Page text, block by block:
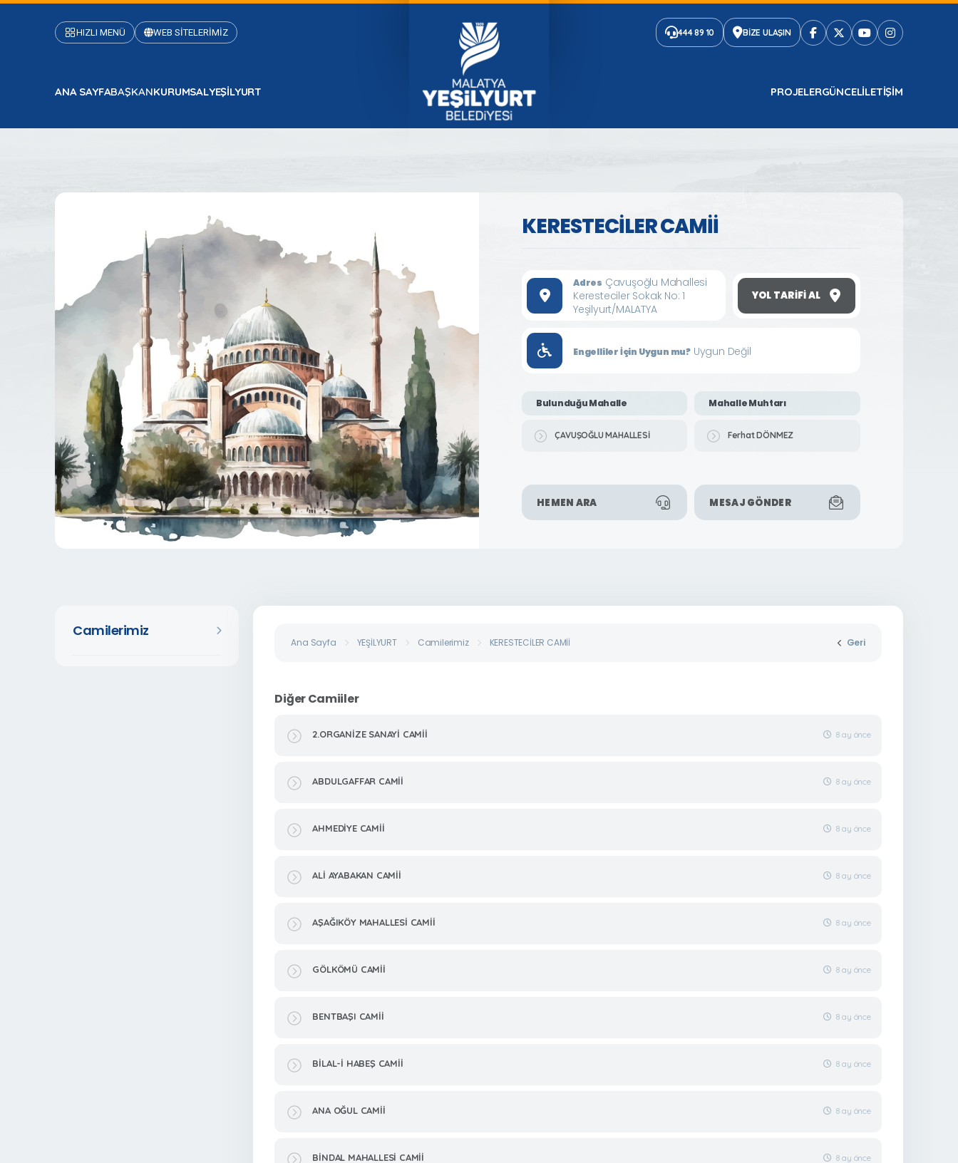
HIZLI MENÜ WEB SİTELERİMİZ 444 89 10 BİZE ULAŞIN
ANA SAYFABAŞKANKURUMSALYEŞİLYURT PROJELERGÜNCELILETIŞIM
KERESTECİLER CAMİİ
Adres Çavuşoğlu Mahallesi
Keresteciler Sokak No: 1
Yeşilyurt/MALATYA
YOL TARIFI AL
Engelliler İçin Uygun mu? Uygun Değil
Bulunduğu Mahalle
ÇAVUŞOĞLU MAHALLESİ
Mahalle Muhtarı
Ferhat DÖNMEZ
HEMEN ARA MESAJ GÖNDER
Camilerimiz
Ana Sayfa YEŞİLYURT Camilerimiz KERESTECİLER CAMİİ Geri
Diğer Camiiler
2.ORGANİZE SANAYİ CAMİİ 8 ay önce
ABDULGAFFAR CAMİİ 8 ay önce
AHMEDİYE CAMİİ 8 ay önce
ALİ AYABAKAN CAMİİ 8 ay önce
AŞAĞIKÖY MAHALLESİ CAMİİ 8 ay önce
GÖLKÖMÜ CAMİİ 8 ay önce
BENTBAŞI CAMİİ 8 ay önce
BİLAL-İ HABEŞ CAMİİ 8 ay önce
ANA OĞUL CAMİİ 8 ay önce
BİNDAL MAHALLESİ CAMİİ 8 ay önce